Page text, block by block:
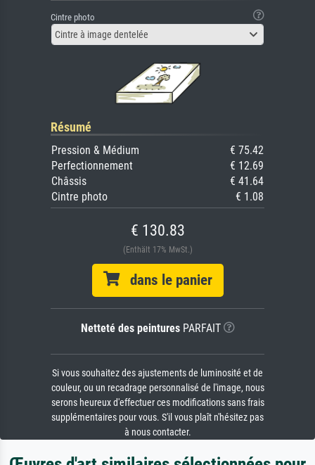
Cintre photo
Cintre à image dentelée
Résumé
Pression & Médium
€ 75.42
Perfectionnement
€ 12.69
Châssis
€ 41.64
Cintre photo
€ 1.08
€ 130.83
(Enthält 17% MwSt.)
dans le panier
Netteté des peinturesPARFAIT
Si vous souhaitez des ajustements de luminosité et de
couleur, ou un recadrage personnalisé de l'image, nous
serons heureux d'effectuer ces modifications sans frais
supplémentaires pour vous. S'il vous plaît n'hésitez pas
à nous contacter.